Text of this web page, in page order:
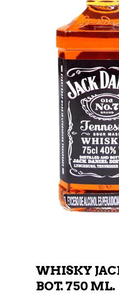
WHISKY
BOT. 750 ML.